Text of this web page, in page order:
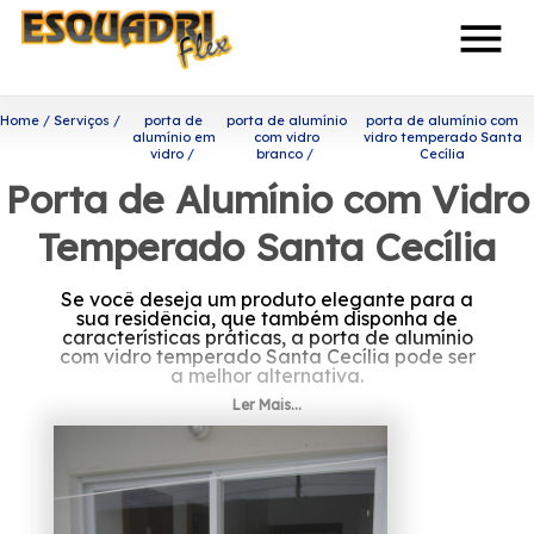
menu
Home Serviços
porta de
alumínio em
vidro
porta de alumínio
com vidro
branco
porta de alumínio com
vidro temperado Santa
Cecília
Porta de Alumínio com Vidro
Temperado Santa Cecília
Se você deseja um produto elegante para a
sua residência, que também disponha de
características práticas, a porta de alumínio
com vidro temperado Santa Cecília pode ser
a melhor alternativa.
Ficou interessado em porta de
alumínio com vidro
temperado Santa Cecília?
A Esquadriflex tem uma equipe de
Ler Mais...